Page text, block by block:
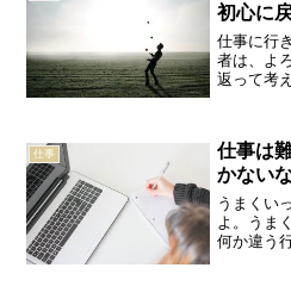
初心に
仕事に行
者は、よ
返って考
メだ・・
仕事
仕事は
かない
うまくい
よ。うま
何か違う